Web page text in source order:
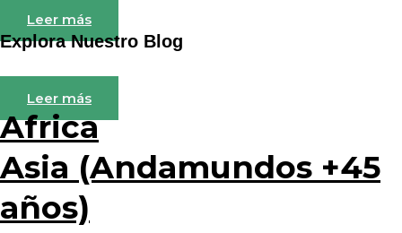
Leer más
Explora Nuestro Blog
Leer más
Africa
Asia (Andamundos +45
años)